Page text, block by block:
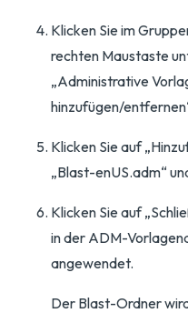
Klicken Sie im
rechten Maustaste
„Administrative
hinzufügen/
Klicken Sie auf
„Blast-enUS.adm“
Klicken Sie auf
in der ADM-
angewendet.
Der Blast-Ordner